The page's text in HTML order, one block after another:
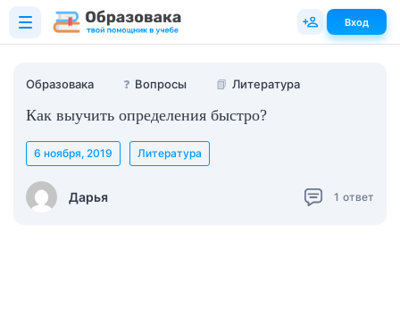
Образовака ❓ Вопросы 📗 Литература
Как выучить определения быстро?
Дарья
6 ноября, 2019 Литература
1 ответ
Вход